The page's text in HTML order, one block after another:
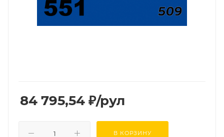
84 795,54 ₽/рул
В КОРЗИНУ